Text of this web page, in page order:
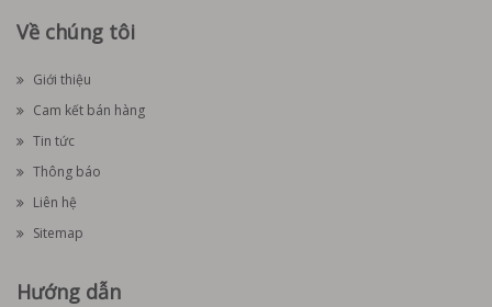
Về chúng tôi
Giới thiệu
Cam kết bán hàng
Tin tức
Thông báo
Liên hệ
Sitemap
Hướng dẫn